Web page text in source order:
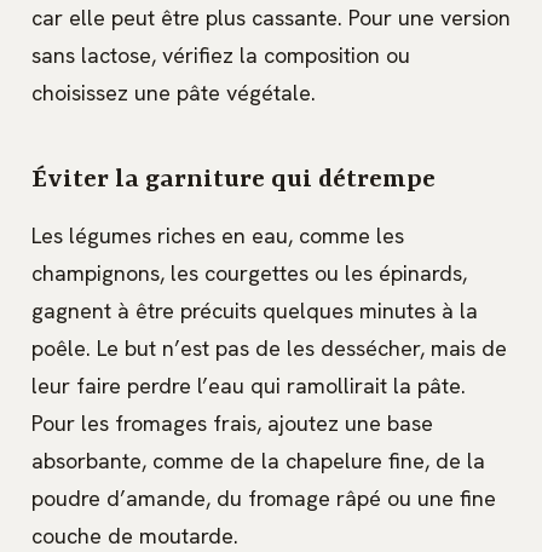
car elle peut être plus cassante. Pour une version
sans lactose, vérifiez la composition ou
choisissez une pâte végétale.
Éviter la garniture qui détrempe
Les légumes riches en eau, comme les
champignons, les courgettes ou les épinards,
gagnent à être précuits quelques minutes à la
poêle. Le but n’est pas de les dessécher, mais de
leur faire perdre l’eau qui ramollirait la pâte.
Pour les fromages frais, ajoutez une base
absorbante, comme de la chapelure fine, de la
poudre d’amande, du fromage râpé ou une fine
couche de moutarde.